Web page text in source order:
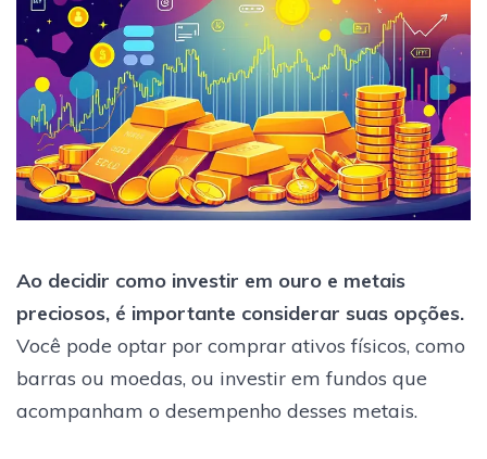
Ao decidir como investir em ouro e metais
preciosos, é importante considerar suas opções.
Você pode optar por comprar ativos físicos, como
barras ou moedas, ou investir em fundos que
acompanham o desempenho desses metais.